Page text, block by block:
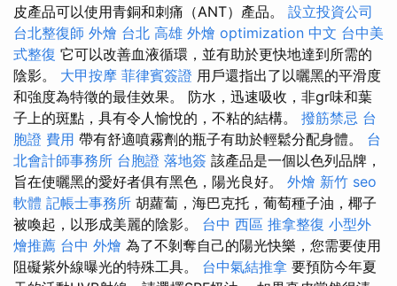
皮產品可以使用青銅和刺痛（ANT）產品。 設立投資公司
台北整復師 外燴 台北 高雄 外燴 optimization 中文 台中美
式整復 它可以改善血液循環，並有助於更快地達到所需的
陰影。 大甲按摩 菲律賓簽證 用戶還指出了以曬黑的平滑度
和強度為特徵的最佳效果。 防水，迅速吸收，非gr味和葉
子上的斑點，具有令人愉悅的，不粘的結構。 撥筋禁忌 台
胞證 費用 帶有舒適噴霧劑的瓶子有助於輕鬆分配身體。 台
北會計師事務所 台胞證 落地簽 該產品是一個以色列品牌，
旨在使曬黑的愛好者俱有黑色，陽光良好。 外燴 新竹 seo
軟體 記帳士事務所 胡蘿蔔，海巴克托，葡萄種子油，椰子
被喚起，以形成美麗的陰影。 台中 西區 推拿整復 小型外
燴推薦 台中 外燴 為了不剝奪自己的陽光快樂，您需要使用
阻礙紫外線曝光的特殊工具。 台中氣結推拿 要預防今年夏